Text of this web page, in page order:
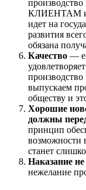
КЛИЕНТАМ и
идет на
развития
обязана
Качество —
выпускаем
обществу и
Хорошие
должны
принцип
возможности
станет
Наказание
нежелание